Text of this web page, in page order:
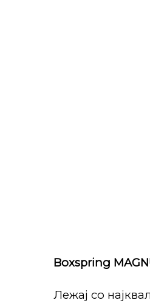
Boxspring
Лежај со